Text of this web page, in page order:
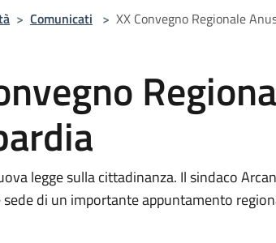
> Comunicati > XX Convegno Regionale
legge sulla cittadinanza. Il sindaco
sede di un importante appuntamento